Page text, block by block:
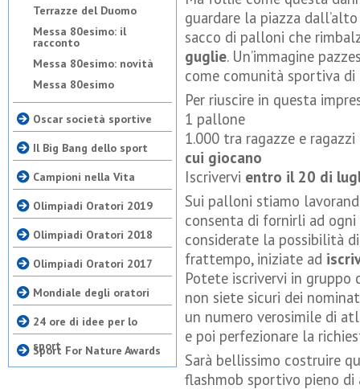
Terrazze del Duomo
Messa 80esimo: il
racconto
Messa 80esimo: novità
Messa 80esimo
Oscar società sportive
Il Big Bang dello sport
Campioni nella Vita
Olimpiadi Oratori 2019
Olimpiadi Oratori 2018
Olimpiadi Oratori 2017
Mondiale degli oratori
24 ore di idee per lo
sport
Sport For Nature Awards
guardare la piazza
sacco di palloni che
guglie. Un’immagine
come comunità sportiva di
Per riuscire in questa
1 pallone
1.000 tra ragazze e
cui giocano
Iscrivervi entro il 20 di
Sui palloni stiamo
consenta di fornirli ad
considerate la possibilità
frattempo, iniziate ad
Potete iscrivervi in gruppo
non siete sicuri dei
un numero verosimile di
e poi perfezionare la
Sarà bellissimo costruire
flashmob sportivo pieno